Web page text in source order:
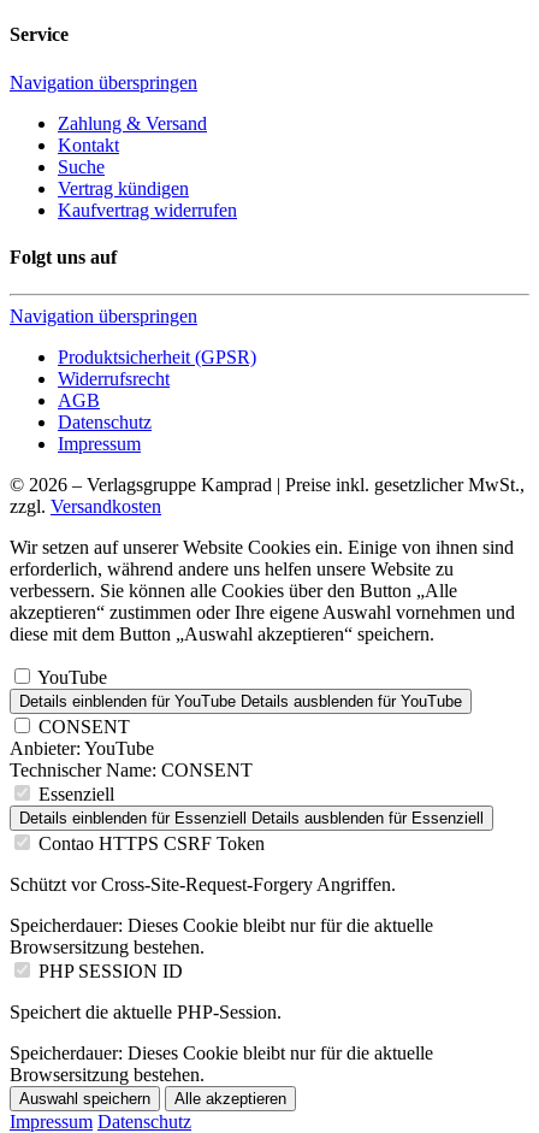
Service
Navigation überspringen
Zahlung & Versand
Kontakt
Suche
Vertrag kündigen
Kaufvertrag widerrufen
Folgt uns auf
Navigation überspringen
Produktsicherheit (GPSR)
Widerrufsrecht
AGB
Datenschutz
Impressum
© 2026 – Verlagsgruppe Kamprad | Preise inkl. gesetzlicher MwSt.,
zzgl. Versandkosten
Wir setzen auf unserer Website Cookies ein. Einige von ihnen sind
erforderlich, während andere uns helfen unsere Website zu
verbessern. Sie können alle Cookies über den Button „Alle
akzeptieren“ zustimmen oder Ihre eigene Auswahl vornehmen und
diese mit dem Button „Auswahl akzeptieren“ speichern.
YouTube
Details einblenden für YouTube Details ausblenden für YouTube
CONSENT
Anbieter: YouTube
Technischer Name: CONSENT
Essenziell
Details einblenden für Essenziell Details ausblenden für Essenziell
Contao HTTPS CSRF Token
Schützt vor Cross-Site-Request-Forgery Angriffen.
Speicherdauer: Dieses Cookie bleibt nur für die aktuelle
Browsersitzung bestehen.
PHP SESSION ID
Speichert die aktuelle PHP-Session.
Speicherdauer: Dieses Cookie bleibt nur für die aktuelle
Browsersitzung bestehen.
Auswahl speichern Alle akzeptieren
Impressum Datenschutz